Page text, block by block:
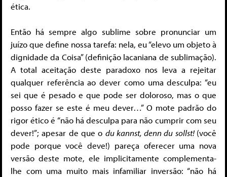
ética.
Então há sempre algo sublime sobre pronunciar um
juízo que define nossa tarefa: nela, eu “elevo um objeto à
dignidade da Coisa” (definição lacaniana de sublimação).
A total aceitação deste paradoxo nos leva a rejeitar
qualquer referência ao dever como uma desculpa: “eu
sei que é pesado e que pode ser doloroso, mas o que
posso fazer se este é meu dever…” O mote padrão do
rigor ético é “não há desculpa para não cumprir com seu
dever!”; apesar de que o du kannst, denn du sollst!(você
pode porque você deve!) pareça oferecer uma nova
versão deste mote, ele implicitamente complementa-
lhe com uma muito mais infamiliar inversão: “não há